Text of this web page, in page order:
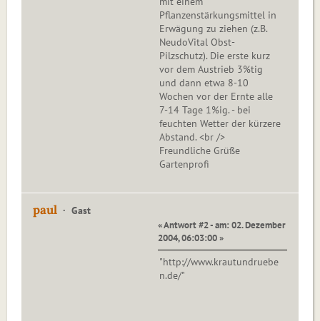
Pflanzenstärkungsmittel in
Erwägung zu ziehen (z.B.
NeudoVital Obst-
Pilzschutz). Die erste kurz
vor dem Austrieb 3%tig
und dann etwa 8-10
Wochen vor der Ernte alle
7-14 Tage 1%ig. - bei
feuchten Wetter der kürzere
Abstand. <br />
Freundliche Grüße
Gartenprofi
paul Gast
« Antwort #2 - am: 02. Dezember
2004, 06:03:00 »
"http://www.krautundruebe
n.de/"